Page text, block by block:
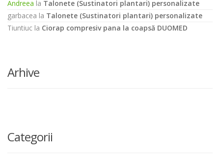
Andreea la Talonete (Sustinatori plantari) personalizate
garbacea la Talonete (Sustinatori plantari) personalizate
Tiuntiuc la Ciorap compresiv pana la coapsă DUOMED
Arhive
Categorii